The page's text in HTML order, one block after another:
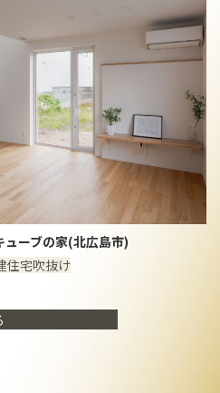
ーブの家(北広島市)
住宅吹抜け